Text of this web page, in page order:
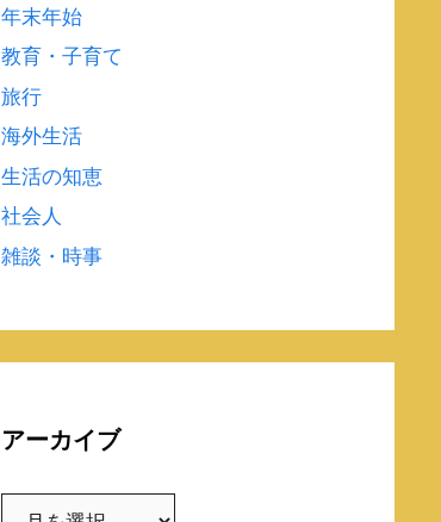
年末年始
教育・子育て
旅行
海外生活
生活の知恵
社会人
雑談・時事
アーカイブ